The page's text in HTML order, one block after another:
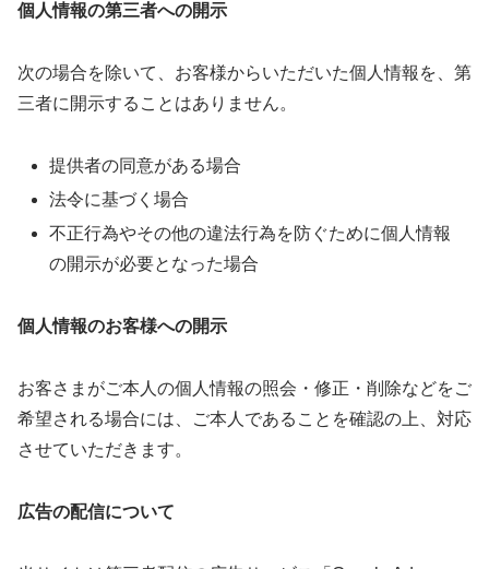
個人情報の第三者への開示
次の場合を除いて、お客様からいただいた個人情報を、第
三者に開示することはありません。
提供者の同意がある場合
法令に基づく場合
不正行為やその他の違法行為を防ぐために個人情報
の開示が必要となった場合
個人情報のお客様への開示
お客さまがご本人の個人情報の照会・修正・削除などをご
希望される場合には、ご本人であることを確認の上、対応
させていただきます。
広告の配信について